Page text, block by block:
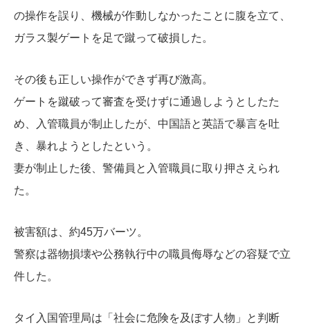
の操作を誤り、機械が作動しなかったことに腹を立て、
ガラス製ゲートを足で蹴って破損した。
その後も正しい操作ができず再び激高。
ゲートを蹴破って審査を受けずに通過しようとしたた
め、入管職員が制止したが、中国語と英語で暴言を吐
き、暴れようとしたという。
妻が制止した後、警備員と入管職員に取り押さえられ
た。
被害額は、約45万バーツ。
警察は器物損壊や公務執行中の職員侮辱などの容疑で立
件した。
タイ入国管理局は「社会に危険を及ぼす人物」と判断